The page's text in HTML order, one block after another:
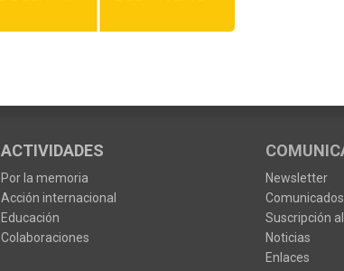
ACTIVIDADES
Por la memoria
Acción internacional
Educación
Colaboraciones
Newsletter
Comunicados
Suscripción
Noticias
Enlaces